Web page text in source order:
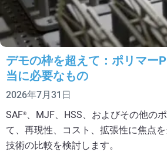
デモの枠を超えて：ポリマー
当に必要なもの
2026年7月31日
SAF® 、MJF、HSS、およびその他の
て、再現性、コスト、拡張性に焦点
技術の比較を検討します。